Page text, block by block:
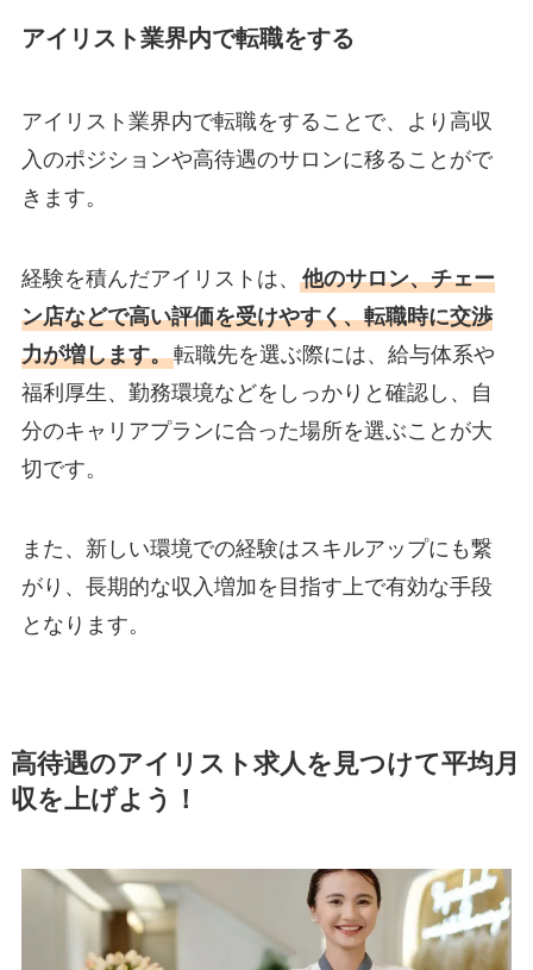
アイリスト業界内で転職をする
アイリスト業界内で転職をすることで、より高収
入のポジションや高待遇のサロンに移ることがで
きます。
経験を積んだアイリストは、 他のサロン、チェー
ン店などで高い評価を受けやすく、転職時に交渉
力が増します。転職先を選ぶ際には、給与体系や
福利厚生、勤務環境などをしっかりと確認し、自
分のキャリアプランに合った場所を選ぶことが大
切です。
また、新しい環境での経験はスキルアップにも繋
がり、長期的な収入増加を目指す上で有効な手段
となります。
高待遇のアイリスト求人を見つけて平均月
収を上げよう！